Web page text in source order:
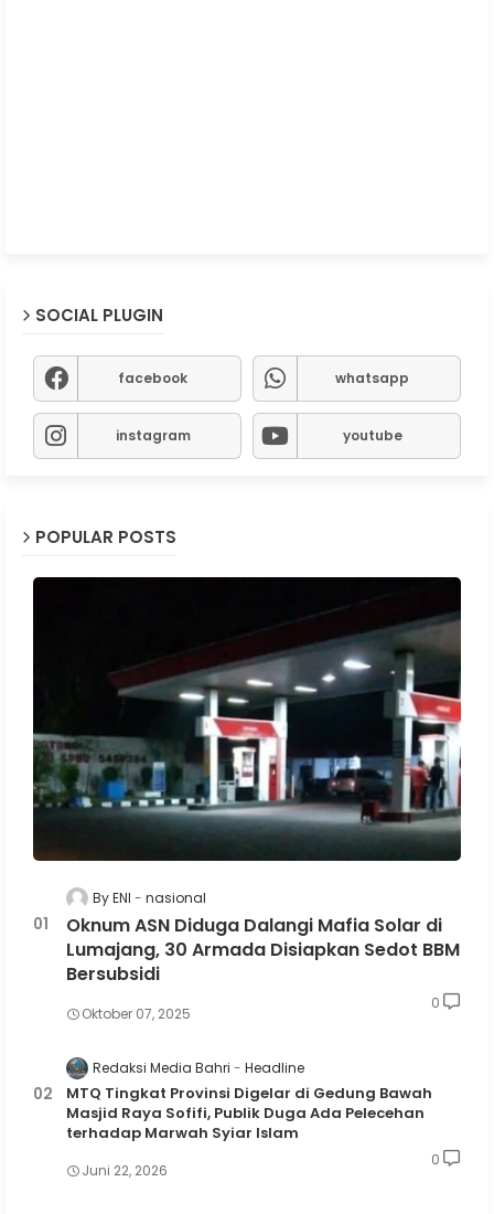
SOCIAL PLUGIN
facebook whatsapp
instagram youtube
POPULAR POSTS
By ENI nasional
Oknum ASN Diduga Dalangi Mafia Solar di
Lumajang, 30 Armada Disiapkan Sedot BBM
Bersubsidi
Oktober 07, 2025
0
Redaksi Media Bahri Headline
MTQ Tingkat Provinsi Digelar di Gedung Bawah
Masjid Raya Sofifi, Publik Duga Ada Pelecehan
terhadap Marwah Syiar Islam
Juni 22, 2026
0